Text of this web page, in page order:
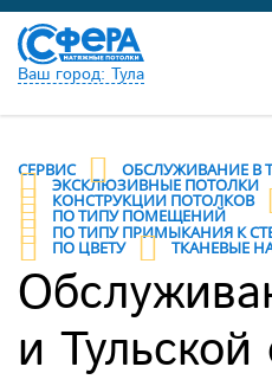
Ваш город: Тула
СЕРВИС ОБСЛУЖИВАНИЕ В
ЭКСКЛЮЗИВНЫЕ ПОТОЛКИ
КОНСТРУКЦИИ ПОТОЛКОВ
ПО ТИПУ ПОМЕЩЕНИЙ
ПО ТИПУ ПРИМЫКАНИЯ К
ПО ЦВЕТУ ТКАНЕВЫЕ
и Тульской